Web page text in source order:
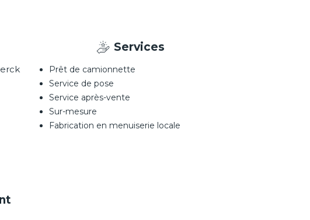
Services
Prêt de camionnette
Service de pose
Service après-vente
Sur-mesure
Fabrication en menuiserie locale